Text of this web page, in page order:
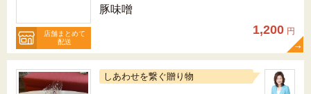
店舗まとめて
配送
豚味噌
1,200 円
しあわせを繋ぐ贈り物